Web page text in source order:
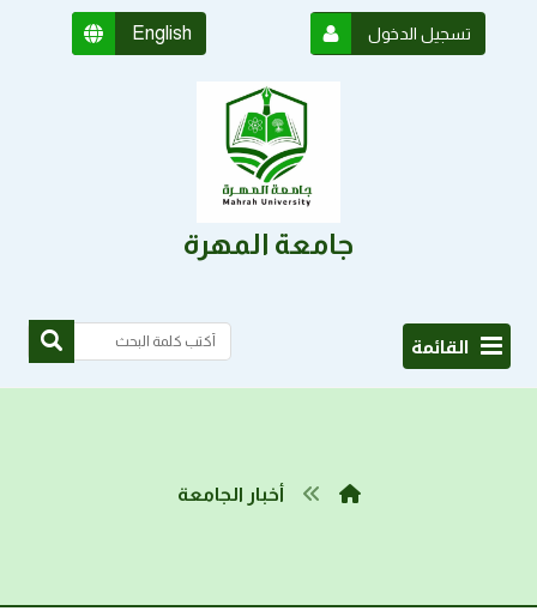
English تسجيل الدخول
جامعة المهرة
القائمة
أخبار الجامعة